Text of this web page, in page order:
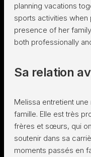
planning vacations
sports activities when
presence of her
both professionally
Sa relation
Melissa entretient
famille. Elle est très
frères et sœurs, qui
soutenir dans sa
moments passés en